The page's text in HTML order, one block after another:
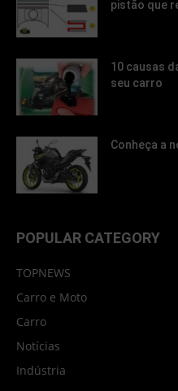
pistão que
10 causas
seu carro
Conheça a
POPULAR CATEGORY
TOPNEWS
Carro e Moto
Carro
Notícias
Indústria